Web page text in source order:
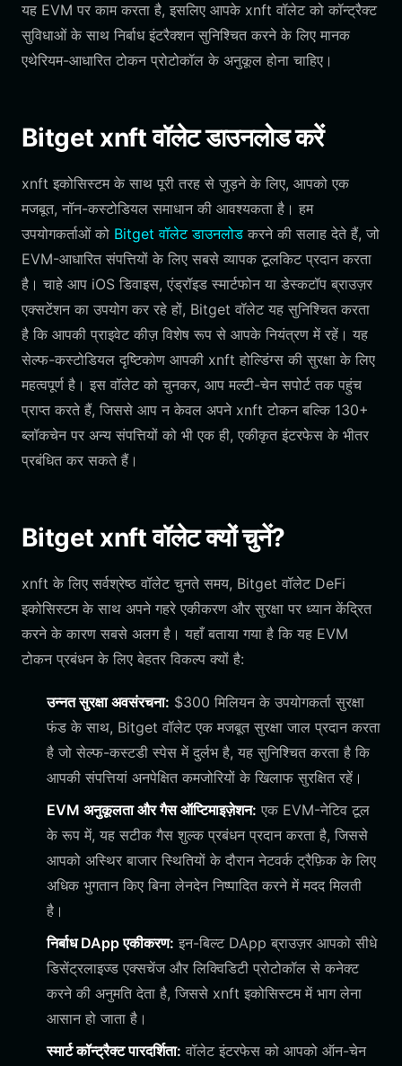
यह EVM पर काम करता है, इसलिए आपके xnft वॉलेट को कॉन्ट्रैक्ट
सुविधाओं के साथ निर्बाध इंटरैक्शन सुनिश्चित करने के लिए मानक
एथेरियम-आधारित टोकन प्रोटोकॉल के अनुकूल होना चाहिए।
Bitget xnft वॉलेट डाउनलोड करें
xnft इकोसिस्टम के साथ पूरी तरह से जुड़ने के लिए, आपको एक
मजबूत, नॉन-कस्टोडियल समाधान की आवश्यकता है। हम
उपयोगकर्ताओं को Bitget वॉलेट डाउनलोड करने की सलाह देते हैं, जो
EVM-आधारित संपत्तियों के लिए सबसे व्यापक टूलकिट प्रदान करता
है। चाहे आप iOS डिवाइस, एंड्रॉइड स्मार्टफोन या डेस्कटॉप ब्राउज़र
एक्सटेंशन का उपयोग कर रहे हों, Bitget वॉलेट यह सुनिश्चित करता
है कि आपकी प्राइवेट कीज़ विशेष रूप से आपके नियंत्रण में रहें। यह
सेल्फ-कस्टोडियल दृष्टिकोण आपकी xnft होल्डिंग्स की सुरक्षा के लिए
महत्वपूर्ण है। इस वॉलेट को चुनकर, आप मल्टी-चेन सपोर्ट तक पहुंच
प्राप्त करते हैं, जिससे आप न केवल अपने xnft टोकन बल्कि 130+
ब्लॉकचेन पर अन्य संपत्तियों को भी एक ही, एकीकृत इंटरफेस के भीतर
प्रबंधित कर सकते हैं।
Bitget xnft वॉलेट क्यों चुनें?
xnft के लिए सर्वश्रेष्ठ वॉलेट चुनते समय, Bitget वॉलेट DeFi
इकोसिस्टम के साथ अपने गहरे एकीकरण और सुरक्षा पर ध्यान केंद्रित
करने के कारण सबसे अलग है। यहाँ बताया गया है कि यह EVM
टोकन प्रबंधन के लिए बेहतर विकल्प क्यों है:
उन्नत सुरक्षा अवसंरचना: $300 मिलियन के उपयोगकर्ता सुरक्षा
फंड के साथ, Bitget वॉलेट एक मजबूत सुरक्षा जाल प्रदान करता
है जो सेल्फ-कस्टडी स्पेस में दुर्लभ है, यह सुनिश्चित करता है कि
आपकी संपत्तियां अनपेक्षित कमजोरियों के खिलाफ सुरक्षित रहें।
EVM अनुकूलता और गैस ऑप्टिमाइज़ेशन: एक EVM-नेटिव टूल
के रूप में, यह सटीक गैस शुल्क प्रबंधन प्रदान करता है, जिससे
आपको अस्थिर बाजार स्थितियों के दौरान नेटवर्क ट्रैफ़िक के लिए
अधिक भुगतान किए बिना लेनदेन निष्पादित करने में मदद मिलती
है।
निर्बाध DApp एकीकरण: इन-बिल्ट DApp ब्राउज़र आपको सीधे
डिसेंट्रलाइज्ड एक्सचेंज और लिक्विडिटी प्रोटोकॉल से कनेक्ट
करने की अनुमति देता है, जिससे xnft इकोसिस्टम में भाग लेना
आसान हो जाता है।
स्मार्ट कॉन्ट्रैक्ट पारदर्शिता: वॉलेट इंटरफेस को आपको ऑन-चेन